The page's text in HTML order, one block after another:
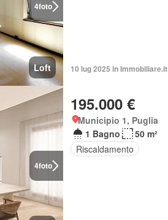
4foto
Loft 10 lug 2025 in Immobiliare.it
4foto
195.000 €
Municipio 1, Puglia
1 Bagno
50 m²
Riscaldamento